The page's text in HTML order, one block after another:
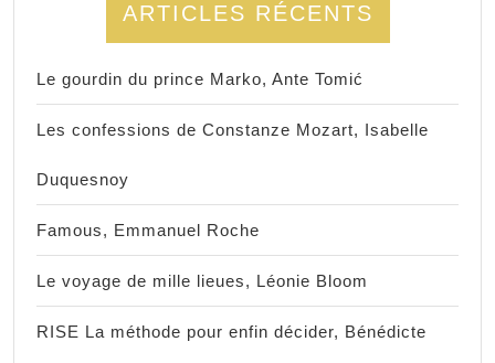
ARTICLES RÉCENTS
Le gourdin du prince Marko, Ante Tomić
Les confessions de Constanze Mozart, Isabelle
Duquesnoy
Famous, Emmanuel Roche
Le voyage de mille lieues, Léonie Bloom
RISE La méthode pour enfin décider, Bénédicte